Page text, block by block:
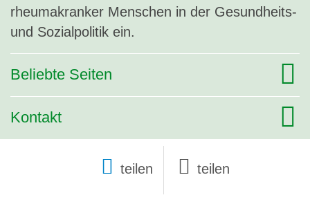
rheumakranker Menschen in der Gesundheits-
und Sozialpolitik ein.
Beliebte Seiten
Kontakt
teilen